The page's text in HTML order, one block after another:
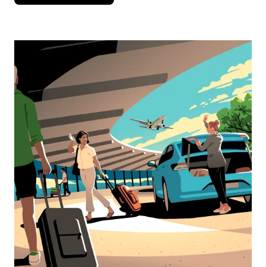
la
interagir
avec
le
calendrier
sélectionner
une
date.
Appuyez
sur
touche
d'échappement
pour
fermer
le
calendrier.